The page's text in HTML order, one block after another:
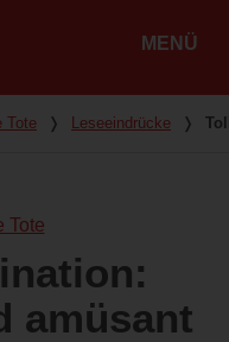
MENÜ
Tote ❭ Leseeindrücke ❭
Tote
amüsant